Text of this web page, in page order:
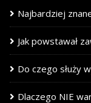
Najbardziej
Jak powstawał
Do czego służy
Dlaczego NIE